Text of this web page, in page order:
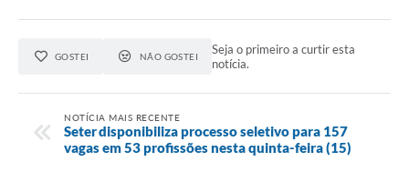
GOSTEI NÃO GOSTEI
Seja o primeiro a curtir esta
notícia.
NOTÍCIA MAIS RECENTE
Seter disponibiliza processo seletivo para 157
vagas em 53 profissões nesta quinta-feira (15)